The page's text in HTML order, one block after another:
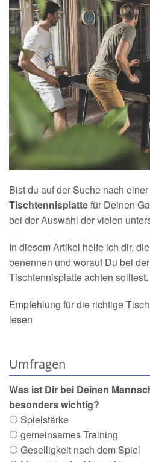
Bist du auf der Suche nach einer
Tischtennisplattefür Deinen
bei der Auswahl der vielen
In diesem Artikel helfe ich dir,
benennen und worauf Du bei
Tischtennisplatte achten solltest.
Empfehlung für die richtige
lesen
Umfragen
Was ist Dir bei Deinen
besonders wichtig?
Spielstärke
gemeinsames Training
Geselligkeit nach dem Spiel